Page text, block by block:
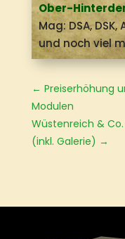
Ober-
Mag: DSA, DSK,
und noch viel
← Preiserhöhung
Modulen
Wüstenreich &
(inkl. Galerie) →